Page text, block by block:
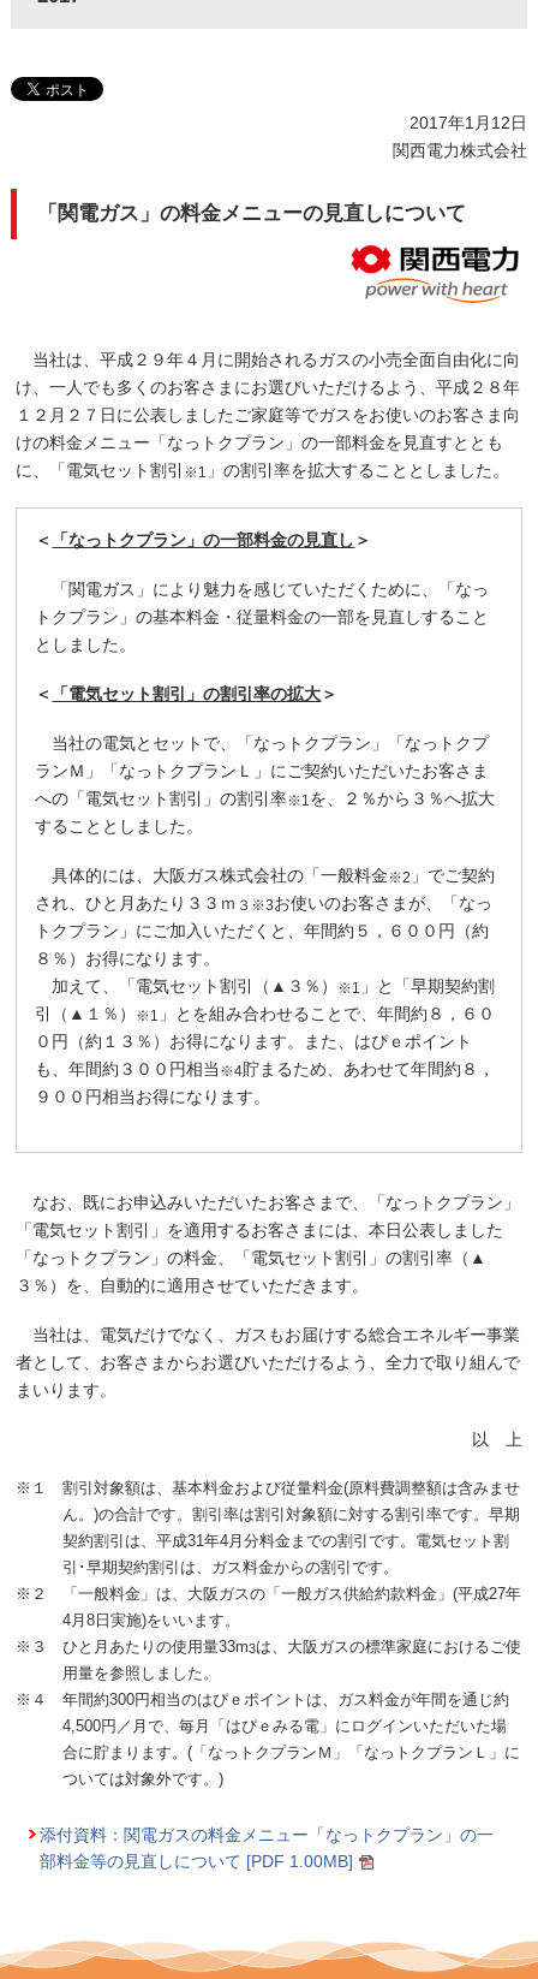
2017年1月12日
関西電力株式会社
「関電ガス」の料金メニューの見直しについて
当社は、平成２９年４月に開始されるガスの小売全面自由化に向
け、一人でも多くのお客さまにお選びいただけるよう、平成２８年
１２月２７日に公表しましたご家庭等でガスをお使いのお客さま向
けの料金メニュー「なっトクプラン」の一部料金を見直すととも
に、「電気セット割引
※1 」の割引率を拡大することとしました。
＜ 「なっトクプラン」の一部料金の見直し ＞
「関電ガス」により魅力を感じていただくために、「なっ
トクプラン」の基本料金・従量料金の一部を見直しすること
としました。
＜ 「電気セット割引」の割引率の拡大＞
当社の電気とセットで、「なっトクプラン」「なっトクプ
ランＭ」「なっトクプランＬ」にご契約いただいたお客さま
への「電気セット割引」の割引率※1 を、２％から３％へ拡大
することとしました。
具体的には、大阪ガス株式会社の「一般料金※2 」でご契約
され、ひと月あたり３３ｍ ３※3お使いのお客さまが、「なっ
トクプラン」にご加入いただくと、年間約５，６００円（約
８％）お得になります。
加えて、「電気セット割引（▲３％）
※1
」と「早期契約割
引（▲１％）
※1
」とを組み合わせることで、年間約８，６０
０円（約１３％）お得になります。また、はぴｅポイント
も、年間約３００円相当 ※4貯まるため、あわせて年間約８，
９００円相当お得になります。
なお、既にお申込みいただいたお客さまで、「なっトクプラン」
「電気セット割引」を適用するお客さまには、本日公表しました
「なっトクプラン」の料金、「電気セット割引」の割引率（▲
３％）を、自動的に適用させていただきます。
当社は、電気だけでなく、ガスもお届けする総合エネルギー事業
者として、お客さまからお選びいただけるよう、全力で取り組んで
まいります。
以 上
※１ 割引対象額は、基本料金および従量料金(原料費調整額は含みませ
ん。)の合計です。割引率は割引対象額に対する割引率です。早期
契約割引は、平成31年4月分料金までの割引です。電気セット割
引･早期契約割引は、ガス料金からの割引です。
※２ 「一般料金」は、大阪ガスの「一般ガス供給約款料金」(平成27年
4月8日実施)をいいます。
※３ ひと月あたりの使用量33m3は、大阪ガスの標準家庭におけるご使
用量を参照しました。
※４ 年間約300円相当のはぴｅポイントは、ガス料金が年間を通じ約
4,500円／月で、毎月「はぴｅみる電」にログインいただいた場
合に貯まります。(「なっトクプランＭ」「なっトクプランＬ」に
ついては対象外です。)
添付資料：関電ガスの料金メニュー「なっトクプラン」の一
部料金等の見直しについて [PDF 1.00MB]